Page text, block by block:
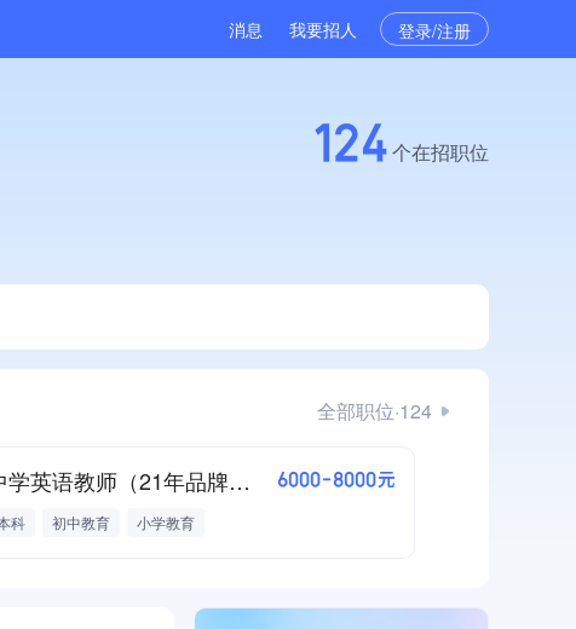
消息 我要招人 登录/注册
124个在招职位
全部职位·124
中学英语教师（21年品牌大校 稳定性强） 6000-8000元
科 初中教育 小学教育